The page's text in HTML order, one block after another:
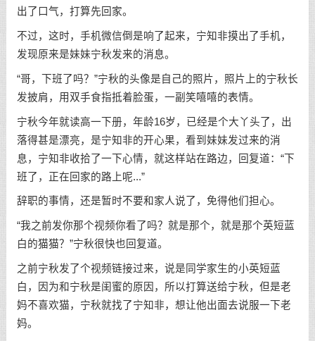
出了口气，打算先回家。
不过，这时，手机微信倒是响了起来，宁知非摸出了手机，
发现原来是妹妹宁秋发来的消息。
“哥，下班了吗？”宁秋的头像是自己的照片，照片上的宁秋长
发披肩，用双手食指抵着脸蛋，一副笑嘻嘻的表情。
宁秋今年就读高一下册，年龄16岁，已经是个大丫头了，出
落得甚是漂亮，是宁知非的开心果，看到妹妹发过来的消
息，宁知非收拾了一下心情，就这样站在路边，回复道：“下
班了，正在回家的路上呢...”
辞职的事情，还是暂时不要和家人说了，免得他们担心。
“我之前发你那个视频你看了吗？就是那个，就是那个英短蓝
白的猫猫？”宁秋很快也回复道。
之前宁秋发了个视频链接过来，说是同学家生的小英短蓝
白，因为和宁秋是闺蜜的原因，所以打算送给宁秋，但是老
妈不喜欢猫，宁秋就找了宁知非，想让他出面去说服一下老
妈。